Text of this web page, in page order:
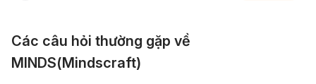
Các câu hỏi thường gặp về
MINDS(Mindscraft)